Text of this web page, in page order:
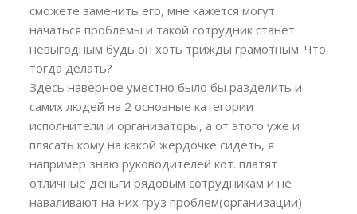
сможете заменить его, мне кажется могут
начаться проблемы и такой сотрудник станет
невыгодным будь он хоть трижды грамотным. Что
тогда делать?
Здесь наверное уместно было бы разделить и
самих людей на 2 основные категории
исполнители и организаторы, а от этого уже и
плясать кому на какой жердочке сидеть, я
например знаю руководителей кот. платят
отличные деньги рядовым сотрудникам и не
наваливают на них груз проблем(организации)